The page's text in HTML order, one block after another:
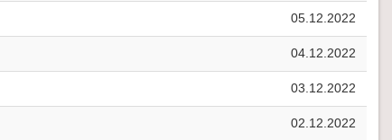
05.12.2022
04.12.2022
03.12.2022
02.12.2022